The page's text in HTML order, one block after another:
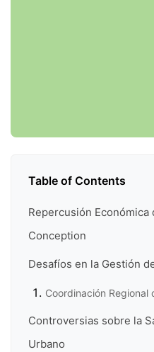
Table of Contents
Repercusión Económica
Conception
Desafíos en la Gestión
Coordinación Regional
Controversias sobre la
Urbano